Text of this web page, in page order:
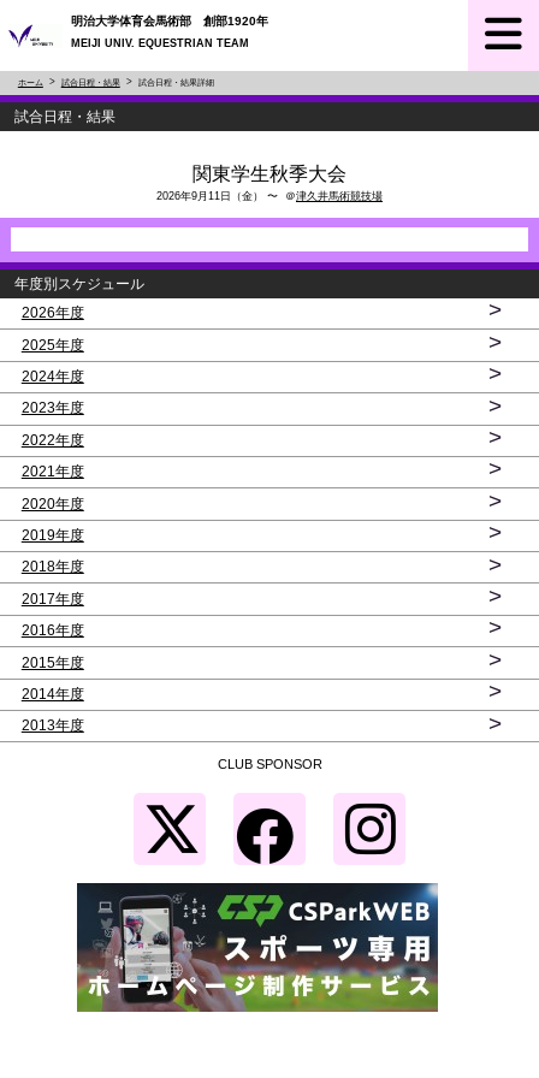
明治大学体育会馬術部 創部1920年
MEIJI UNIV. EQUESTRIAN TEAM
ホーム 試合日程・結果 試合日程・結果詳細
試合日程・結果
関東学生秋季大会
2026年9月11日（金） 〜 ＠津久井馬術競技場
年度別スケジュール
2026年度
>
2025年度 >
2024年度 >
2023年度 >
2022年度 >
2021年度 >
2020年度 >
2019年度 >
2018年度 >
2017年度 >
2016年度 >
2015年度 >
2014年度 >
2013年度 >
CLUB SPONSOR